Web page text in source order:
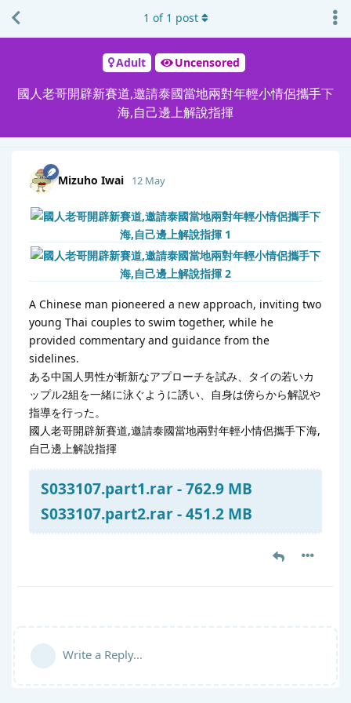
Adult Uncensored
國人老哥開辟新賽道,邀請泰國當地兩對年輕小情侶攜手下
海,自己邊上解說指揮
1 of 1 post
Mizuho Iwai 12 May
A Chinese man pioneered a new approach, inviting two
young Thai couples to swim together, while he
provided commentary and guidance from the
sidelines.
ある中国人男性が斬新なアプローチを試み、タイの若いカ
ップル2組を一緒に泳ぐように誘い、自身は傍らから解説や
指導を行った。
國人老哥開辟新賽道,邀請泰國當地兩對年輕小情侶攜手下海,
自己邊上解說指揮
S033107.part1.rar - 762.9 MB
S033107.part2.rar - 451.2 MB
Write a Reply...